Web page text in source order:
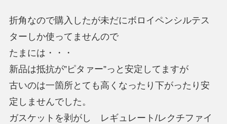
折角なので購入したが未だにボロイペンシルテス
ターしか使ってませんので
たまには・・・
新品は抵抗が”ピタァー”っと安定してますが
古いのは一箇所とても高くなったり下がったり安
定しませんでした。
ガスケットを剥がし レギュレート/レクチファイ